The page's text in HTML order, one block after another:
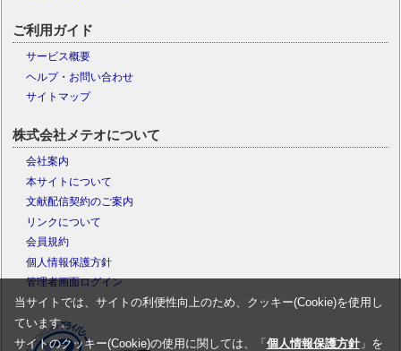
ご利用ガイド
サービス概要
ヘルプ・お問い合わせ
サイトマップ
株式会社メテオについて
会社案内
本サイトについて
文献配信契約のご案内
リンクについて
会員規約
個人情報保護方針
管理者画面ログイン
当サイトでは、サイトの利便性向上のため、クッキー(Cookie)を使用し
ています。
サイトのクッキー(Cookie)の使用に関しては、「 個人情報保護方針」を